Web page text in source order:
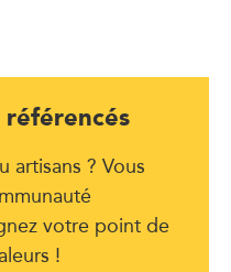
artisans ? Vous
votre point de
!